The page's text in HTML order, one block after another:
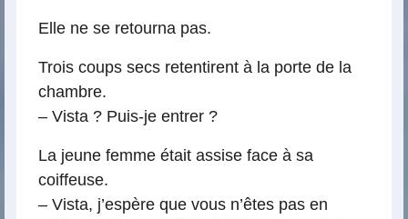
Elle ne se retourna pas.
Trois coups secs retentirent à la porte de la
chambre.
– Vista ? Puis-je entrer ?
La jeune femme était assise face à sa
coiffeuse.
– Vista, j’espère que vous n’êtes pas en